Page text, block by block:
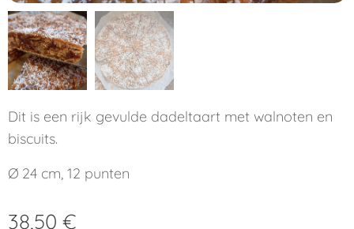
Dit is een rijk gevulde dadeltaart met walnoten en
biscuits.
Ø 24 cm, 12 punten
38,50 €